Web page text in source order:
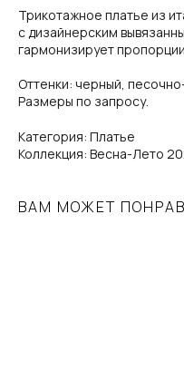
Трикотажное платье из
с дизайнерским
гармонизирует
Оттенки: черный,
Размеры по запросу.
Категория: Платье
Коллекция: Весна-Лето
ВАМ МОЖЕТ